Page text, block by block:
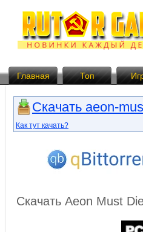
Главная Топ
Скачать aeon-
Как тут качать?
Скачать Aeon Must